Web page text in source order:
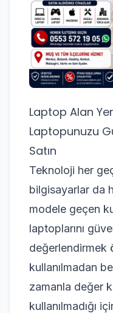
Laptop Alan
Laptopunuzu
Satın
Teknoloji her
bilgisayarlar da
modele geçen
laptoplarını
değerlendirmek
kullanılmadan
zamanla değer
kullanılmadığı